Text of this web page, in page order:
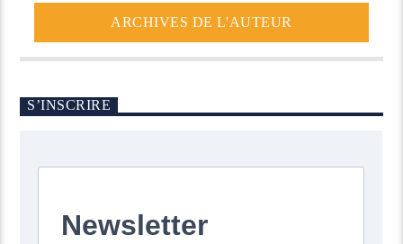
ARCHIVES DE L'AUTEUR
S’INSCRIRE